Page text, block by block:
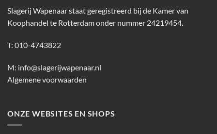
Slagerij Wapenaar staat geregistreerd bij de Kamer van
Koophandel te Rotterdam onder nummer 24219454.
T: 010-4743822
M: info@slagerijwapenaar.nl
Algemene voorwaarden
ONZE WEBSITES EN SHOPS